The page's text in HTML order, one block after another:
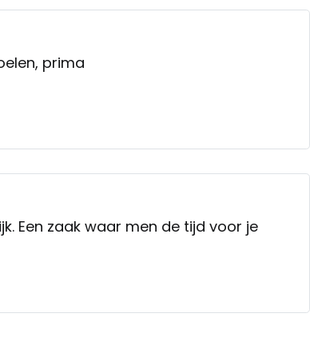
prima
Een zaak waar men de tijd voor je